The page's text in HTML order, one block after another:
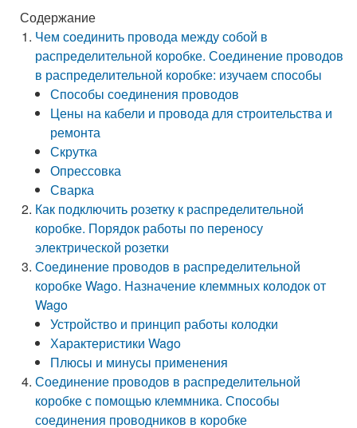
Содержание
Чем соединить провода между собой в
распределительной коробке. Соединение проводов
в распределительной коробке: изучаем способы
Способы соединения проводов
Цены на кабели и провода для строительства и
ремонта
Скрутка
Опрессовка
Сварка
Как подключить розетку к распределительной
коробке. Порядок работы по переносу
электрической розетки
Соединение проводов в распределительной
коробке Wago. Назначение клеммных колодок от
Wago
Устройство и принцип работы колодки
Характеристики Wago
Плюсы и минусы применения
Соединение проводов в распределительной
коробке с помощью клеммника. Способы
соединения проводников в коробке